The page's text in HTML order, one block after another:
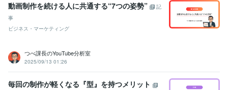
動画制作を続ける人に共通する“7つの姿勢”
記
事
ビジネス・マーケティング
つべ課長のYouTube分析室
2025/09/13 01:26
毎回の制作が軽くなる『型』を持つメリット